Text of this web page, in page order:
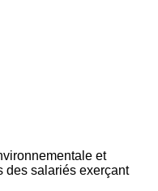
et
des salariés exerçant